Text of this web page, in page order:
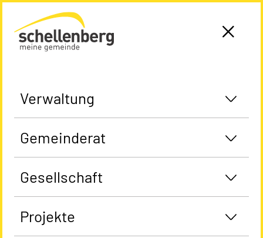
Gemeinde Schellenberg Startseite
Verwaltung
Gemeinderat
Gesellschaft
Projekte